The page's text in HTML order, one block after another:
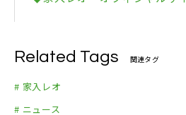
＜DVD＞
【通常盤 CD】 VICL-37518
＜CD＞
初回限定盤A と同内容
Related Tags 関連タグ
# 家入レオ
# ニュース